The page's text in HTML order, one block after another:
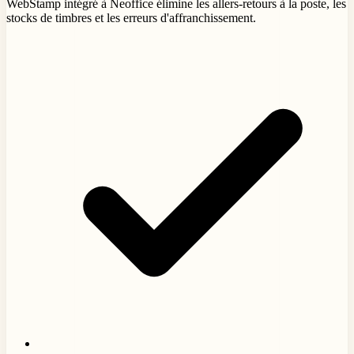
WebStamp intégré à Neoffice élimine les allers-retours à la poste, les
stocks de timbres et les erreurs d'affranchissement.